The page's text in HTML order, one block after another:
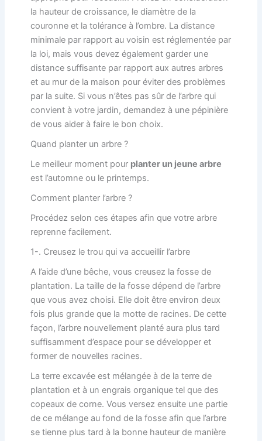
la hauteur de croissance, le diamètre de la
couronne et la tolérance à l’ombre. La distance
minimale par rapport au voisin est réglementée par
la loi, mais vous devez également garder une
distance suffisante par rapport aux autres arbres
et au mur de la maison pour éviter des problèmes
par la suite. Si vous n’êtes pas sûr de l’arbre qui
convient à votre jardin, demandez à une pépinière
de vous aider à faire le bon choix.
Quand planter un arbre ?
Le meilleur moment pour planter un jeune arbre
est l’automne ou le printemps.
Comment planter l’arbre ?
Procédez selon ces étapes afin que votre arbre
reprenne facilement.
1-. Creusez le trou qui va accueillir l’arbre
A l’aide d’une bêche, vous creusez la fosse de
plantation. La taille de la fosse dépend de l’arbre
que vous avez choisi. Elle doit être environ deux
fois plus grande que la motte de racines. De cette
façon, l’arbre nouvellement planté aura plus tard
suffisamment d’espace pour se développer et
former de nouvelles racines.
La terre excavée est mélangée à de la terre de
plantation et à un engrais organique tel que des
copeaux de corne. Vous versez ensuite une partie
de ce mélange au fond de la fosse afin que l’arbre
se tienne plus tard à la bonne hauteur de manière